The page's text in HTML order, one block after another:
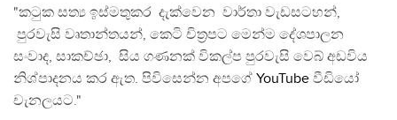
"කටුක සත්‍ය ඉස්මතුකර දැක්වෙන වාර්තා වැඩසටහන්,
පුරවැසි වෘතාන්තයන්, කෙටි චිත්‍රපට මෙන්ම දේශපාලන
සංවාද, සාකච්ඡා, සිය ගණනක් විකල්ප පුරවැසි වෙබ් අඩවිය
නිශ්පාදනය කර ඇත. පිවිසෙන්න අපගේ YouTube වීඩියෝ
චැනලයට."